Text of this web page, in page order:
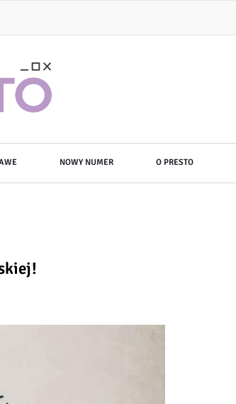
NOWY NUMER O PRESTO